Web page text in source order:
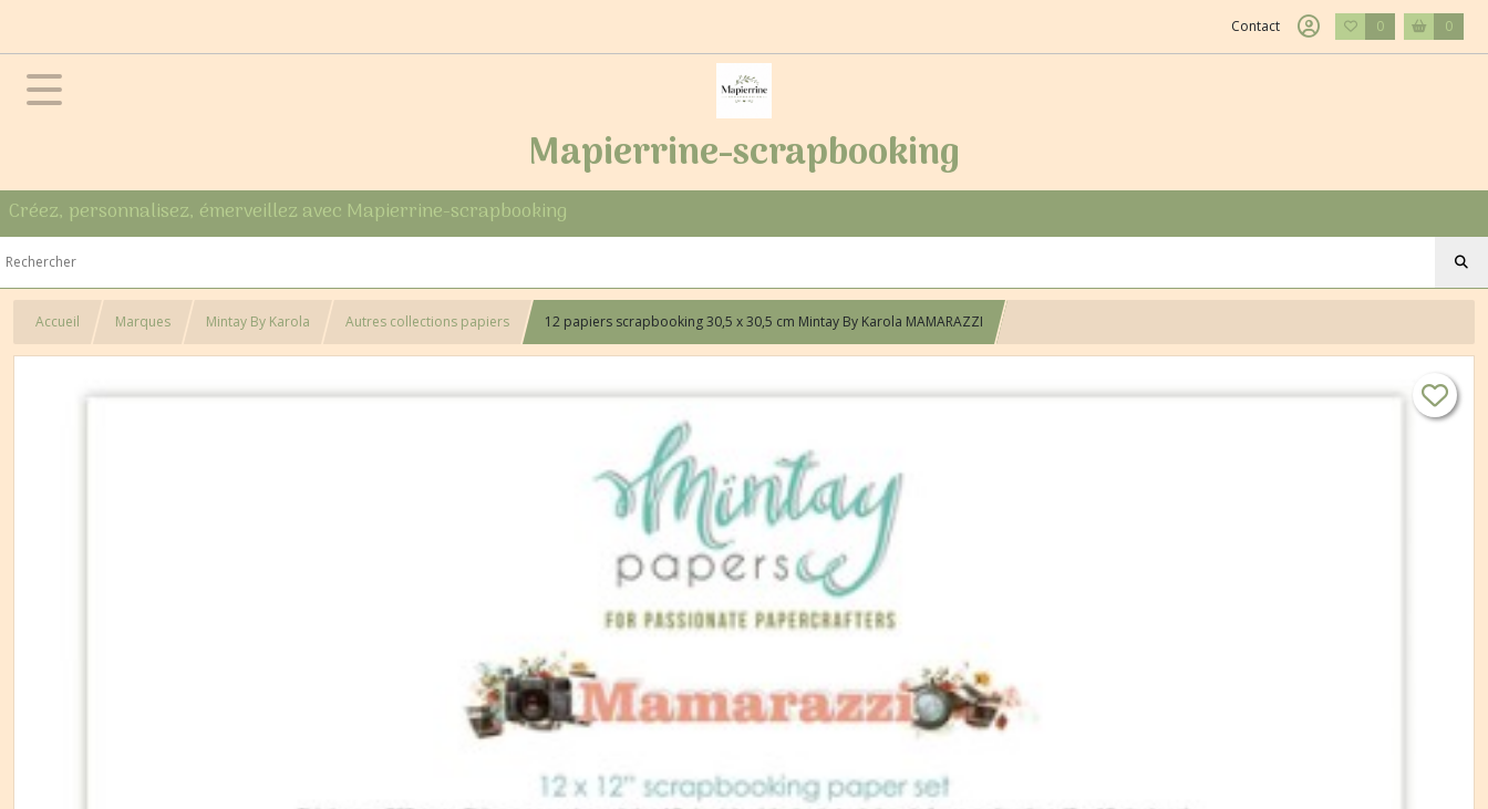
Contact 0 0
Mapierrine-scrapbooking
Créez, personnalisez, émerveillez avec Mapierrine-scrapbooking
Accueil Marques Mintay By Karola Autres collections papiers 12 papiers scrapbooking 30,5 x 30,5 cm Mintay By Karola MAMARAZZI